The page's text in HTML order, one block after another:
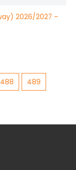
2026/2027 –
488 489